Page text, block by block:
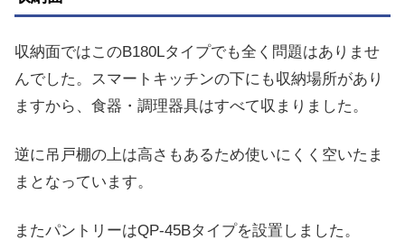
収納面ではこのB180Lタイプでも全く問題はありませ
んでした。スマートキッチンの下にも収納場所があり
ますから、食器・調理器具はすべて収まりました。
逆に吊戸棚の上は高さもあるため使いにくく空いたま
まとなっています。
またパントリーはQP-45Bタイプを設置しました。